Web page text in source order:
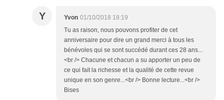
Y Yvon 01/10/2018 18:19
Tu as raison, nous pouvons profiter de cet
anniversaire pour dire un grand merci à tous les
bénévoles qui se sont succédé durant ces 28 ans...
<br /> Chacune et chacun a su apporter un peu de
ce qui fait la richesse et la qualité de cette revue
unique en son genre...<br /> Bonne lecture...<br />
Bises